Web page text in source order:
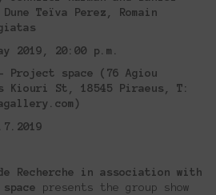
Teïva Perez, Romain
2019, 20:00 p.m.
– Project space ( 76 Agiou
Kiouri St , 18545 Piraeus , Τ:
Recherche
in association with
space presents the group show